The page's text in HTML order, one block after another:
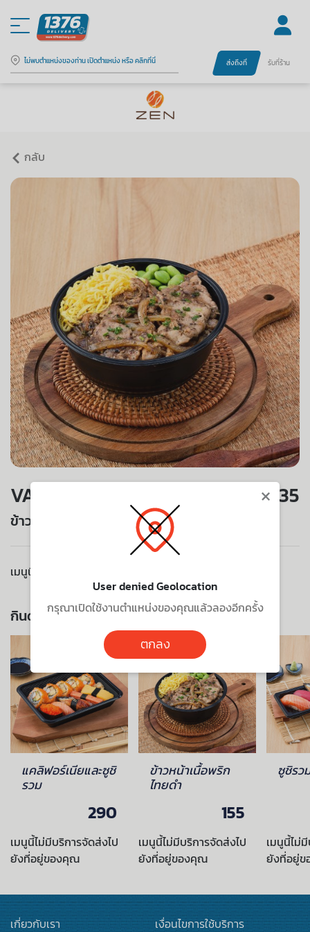
ไม่พบตำแหน่งของท่าน เปิดตำแหน่ง หรือ คลิกที่นี่ ส่งถึงที่ รับที่ร้าน
กลับ
VALUE SET 135
ข้าวหน้าหมูพริกไทยดำ
เมนูนี้ไม่มีบริการจัดส่งไปยังที่อยู่ของคุณ
กินด้วยกัน ยิ่งอร่อย
แคลิฟอร์เนียและซูชิ
รวม
290
เมนูนี้ไม่มีบริการจัดส่งไป
ยังที่อยู่ของคุณ
ข้าวหน้าเนื้อพริก
ไทยดำ
155
เมนูนี้ไม่มีบริการจัดส่งไป
ยังที่อยู่ของคุณ
ซูชิรว
เมนูนี้ไม่
ยังที่อยู่
เกี่ยวกับเรา เงื่อนไขการใช้บริการ
×
User denied Geolocation
กรุณาเปิดใช้งานตำแหน่งของคุณแล้วลองอีกครั้ง
ตกลง